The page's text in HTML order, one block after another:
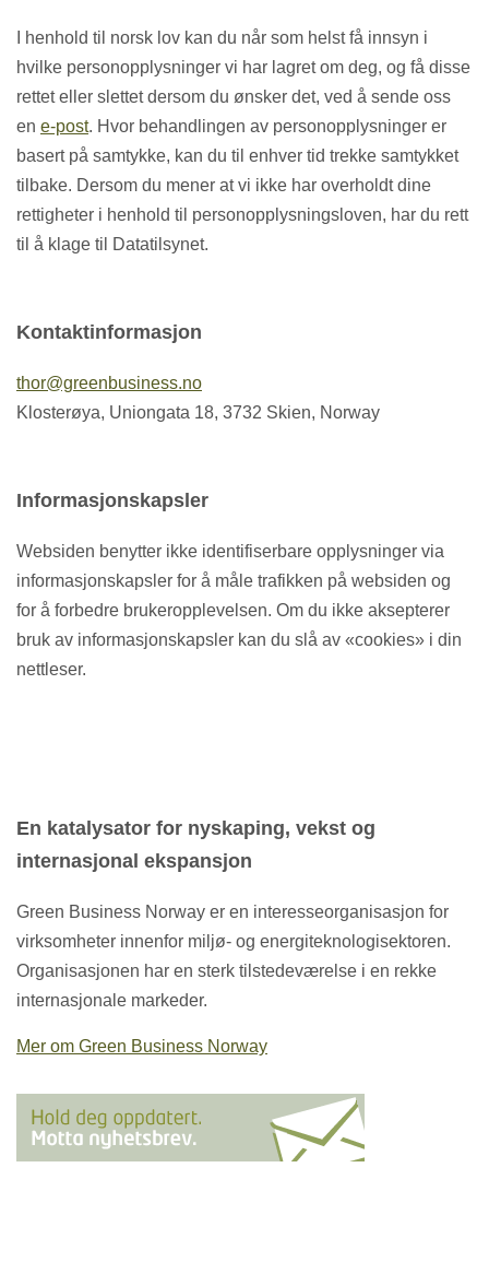
I henhold til norsk lov kan du når som helst få innsyn i
hvilke personopplysninger vi har lagret om deg, og få disse
rettet eller slettet dersom du ønsker det, ved å sende oss
en e-post. Hvor behandlingen av personopplysninger er
basert på samtykke, kan du til enhver tid trekke samtykket
tilbake. Dersom du mener at vi ikke har overholdt dine
rettigheter i henhold til personopplysningsloven, har du rett
til å klage til Datatilsynet.
Kontaktinformasjon
thor@greenbusiness.no
Klosterøya, Uniongata 18, 3732 Skien, Norway
Informasjonskapsler
Websiden benytter ikke identifiserbare opplysninger via
informasjonskapsler for å måle trafikken på websiden og
for å forbedre brukeropplevelsen. Om du ikke aksepterer
bruk av informasjonskapsler kan du slå av «cookies» i din
nettleser.
En katalysator for nyskaping, vekst og
internasjonal ekspansjon
Green Business Norway er en interesseorganisasjon for
virksomheter innenfor miljø- og energiteknologisektoren.
Organisasjonen har en sterk tilstedeværelse i en rekke
internasjonale markeder.
Mer om Green Business Norway